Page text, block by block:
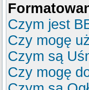
Czym jest
Czy mogę
Czym są
Czy mogę